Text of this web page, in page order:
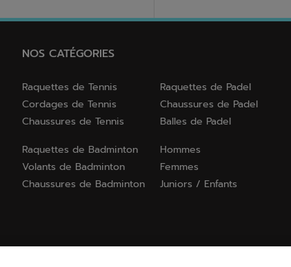
NOS CATÉGORIES
Raquettes de Tennis
Cordages de Tennis
Chaussures de Tennis
Raquettes de Padel
Chaussures de Padel
Balles de Padel
Raquettes de Badminton
Volants de Badminton
Chaussures de Badminton
Hommes
Femmes
Juniors / Enfants